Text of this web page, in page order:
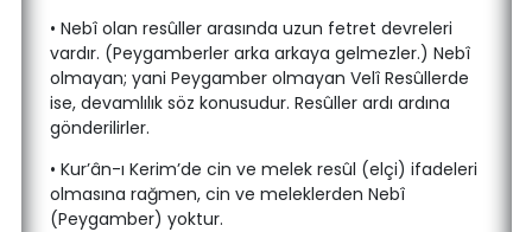
• Nebî olan resûller arasında uzun fetret devreleri
vardır. (Peygamberler arka arkaya gelmezler.) Nebî
olmayan; yani Peygamber olmayan Velî Resûllerde
ise, devamlılık söz konusudur. Resûller ardı ardına
gönderilirler.
• Kur’ân-ı Kerim’de cin ve melek resûl (elçi) ifadeleri
olmasına rağmen, cin ve meleklerden Nebî
(Peygamber) yoktur.